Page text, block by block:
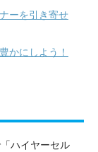
ーを引き寄せ
かにしよう！
ハイヤーセル